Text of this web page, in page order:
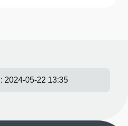
2024-05-22 13:35